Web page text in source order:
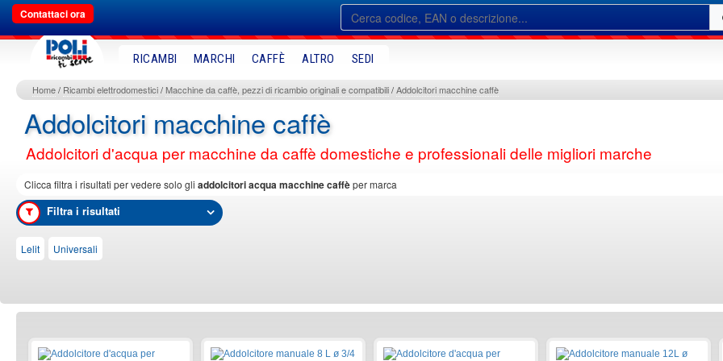
Contattaci ora
RICAMBI MARCHI CAFFÈ ALTRO SEDI
Home Ricambi elettrodomestici Macchine da caffè, pezzi di ricambio originali e compatibili Addolcitori macchine caffè
Addolcitori macchine caffè
Addolcitori d'acqua per macchine da caffè domestiche e professionali delle migliori marche
Clicca filtra i risultati per vedere solo gli addolcitori acqua macchine caffèper marca
Filtra i risultati
Lelit Universali